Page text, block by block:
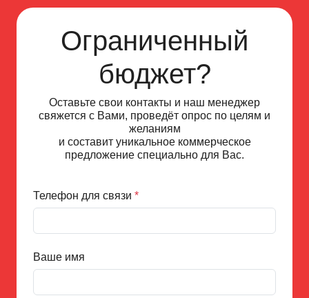
Ограниченный
бюджет?
Оставьте свои контакты и наш менеджер
свяжется с Вами, проведёт опрос по целям и
желаниям
и составит уникальное коммерческое
предложение специально для Вас.
Телефон для связи *
Ваше имя